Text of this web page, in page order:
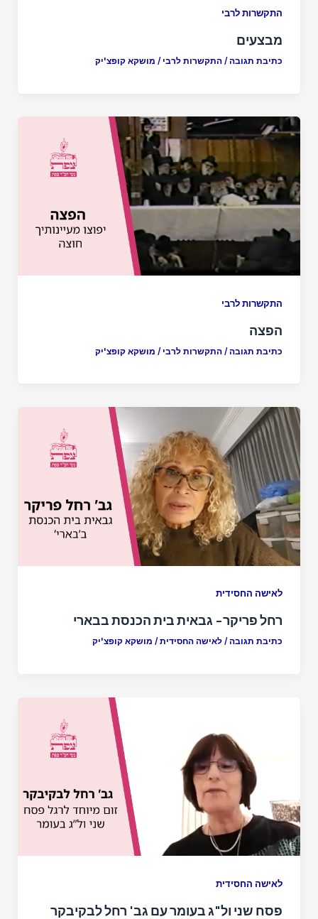
התקשרות לרבי
מבצעים
כתיבת תגובה / התקשרות לרבי / מושקא קופצ'יק
התקשרות לרבי
הפצה
כתיבת תגובה / התקשרות לרבי / מושקא קופצ'יק
לאישה החסידית
רחל פריקר- גבאית בית הכנסת בבארי
כתיבת תגובה / לאישה החסידית/ מושקא קופצ'יק
לאישה החסידית
פסח שני ול"ג בעומר עם גב' רחל לבקיבקר